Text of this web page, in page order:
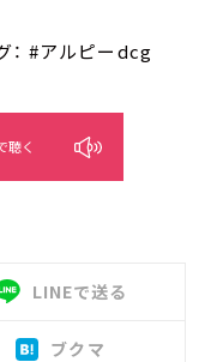
： #アルピーdcg
聴く
LINEで送る
ブクマ